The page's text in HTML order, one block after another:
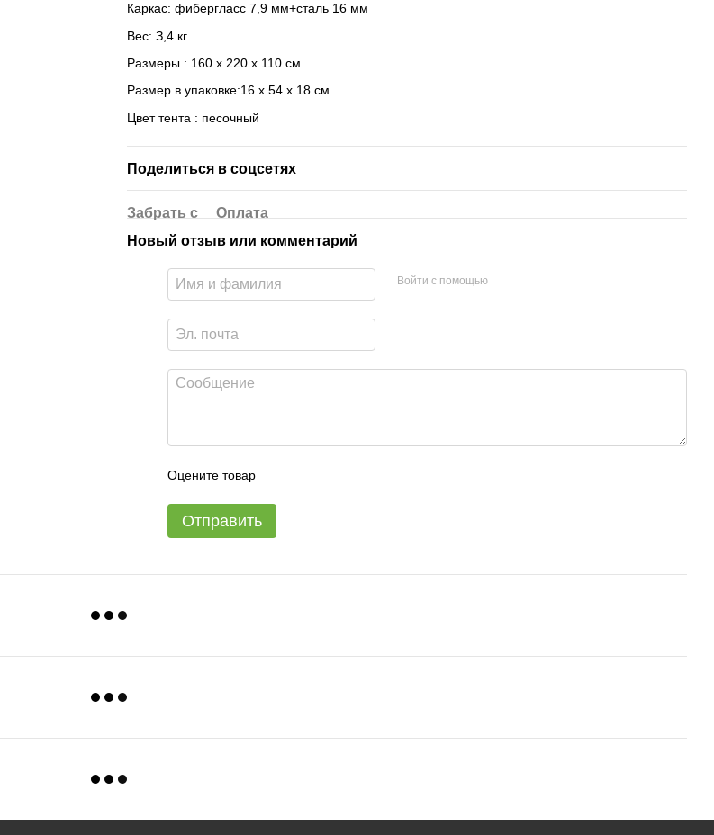
Каркас: фибергласс 7,9 мм+сталь 16 мм
Вес: З,4 кг
Размеры : 160 х 220 х 110 см
Размер в упаковке:16 x 54 x 18 см.
Цвет тента : песочный
Поделиться в соцсетях
Забрать с
Оплата
Новый отзыв или комментарий
Войти с помощью
Оцените товар
Отправить